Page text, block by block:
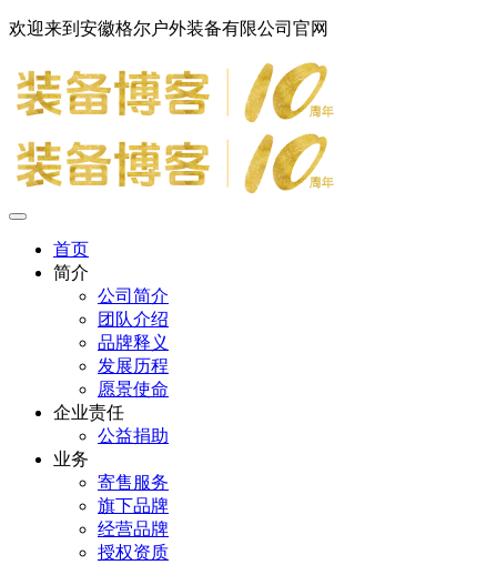
欢迎来到安徽格尔户外装备有限公司官网
首页
简介
公司简介
团队介绍
品牌释义
发展历程
愿景使命
企业责任
公益捐助
业务
寄售服务
旗下品牌
经营品牌
授权资质